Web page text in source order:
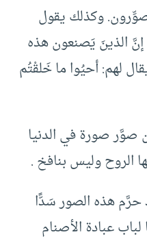
وكذلك يقول
إنَّ الذينَ يَصنعون هذه
لهم: أحيُوا ما خَلقْتُم
صورة في الدنيا
الروح وليس بنافخ .
حرَّم هذه الصور سَدًّا
لباب عبادة الأصنام